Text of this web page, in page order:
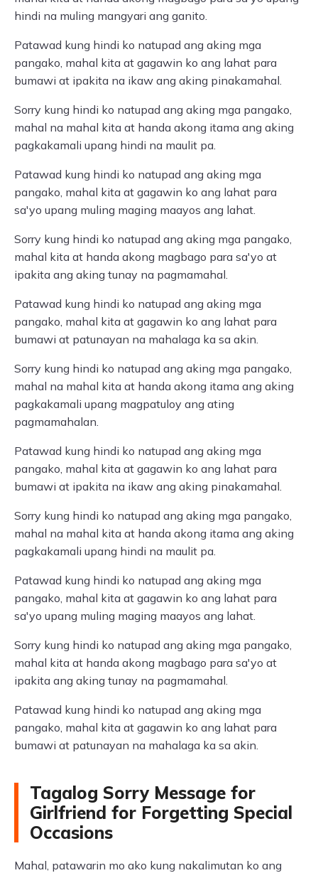
hindi na muling mangyari ang ganito.
Patawad kung hindi ko natupad ang aking mga
pangako, mahal kita at gagawin ko ang lahat para
bumawi at ipakita na ikaw ang aking pinakamahal.
Sorry kung hindi ko natupad ang aking mga pangako,
mahal na mahal kita at handa akong itama ang aking
pagkakamali upang hindi na maulit pa.
Patawad kung hindi ko natupad ang aking mga
pangako, mahal kita at gagawin ko ang lahat para
sa'yo upang muling maging maayos ang lahat.
Sorry kung hindi ko natupad ang aking mga pangako,
mahal kita at handa akong magbago para sa'yo at
ipakita ang aking tunay na pagmamahal.
Patawad kung hindi ko natupad ang aking mga
pangako, mahal kita at gagawin ko ang lahat para
bumawi at patunayan na mahalaga ka sa akin.
Sorry kung hindi ko natupad ang aking mga pangako,
mahal na mahal kita at handa akong itama ang aking
pagkakamali upang magpatuloy ang ating
pagmamahalan.
Patawad kung hindi ko natupad ang aking mga
pangako, mahal kita at gagawin ko ang lahat para
bumawi at ipakita na ikaw ang aking pinakamahal.
Sorry kung hindi ko natupad ang aking mga pangako,
mahal na mahal kita at handa akong itama ang aking
pagkakamali upang hindi na maulit pa.
Patawad kung hindi ko natupad ang aking mga
pangako, mahal kita at gagawin ko ang lahat para
sa'yo upang muling maging maayos ang lahat.
Sorry kung hindi ko natupad ang aking mga pangako,
mahal kita at handa akong magbago para sa'yo at
ipakita ang aking tunay na pagmamahal.
Patawad kung hindi ko natupad ang aking mga
pangako, mahal kita at gagawin ko ang lahat para
bumawi at patunayan na mahalaga ka sa akin.
Tagalog Sorry Message for
Girlfriend for Forgetting Special
Occasions
Mahal, patawarin mo ako kung nakalimutan ko ang